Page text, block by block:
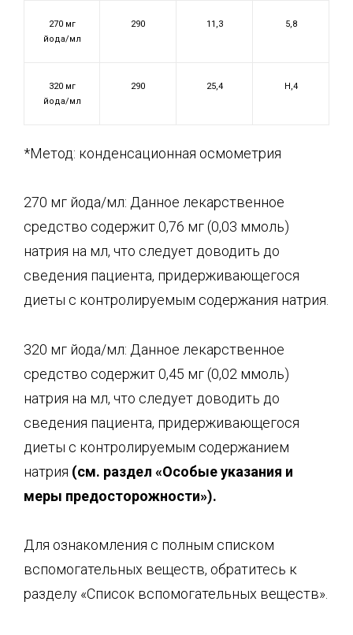
270 мг
йода/мл
290 11,3 5,8
320 мг
йода/мл
290 25,4 Н,4
*Метод: конденсационная осмометрия
270 мг йода/мл: Данное лекарственное
средство содержит 0,76 мг (0,03 ммоль)
натрия на мл, что следует доводить до
сведения пациента, придерживающегося
диеты с контролируемым содержания натрия.
320 мг йода/мл: Данное лекарственное
средство содержит 0,45 мг (0,02 ммоль)
натрия на мл, что следует доводить до
сведения пациента, придерживающегося
диеты с контролируемым содержанием
натрия (см. раздел «Особые указания и
меры предосторожности»).
Для ознакомления с полным списком
вспомогательных веществ, обратитесь к
разделу «Список вспомогательных веществ».